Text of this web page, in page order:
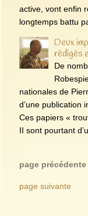
active, vont enfin
longtemps battu
Deux
rédigés
De
nationales de
d’une publication
Ces papiers «
II sont pourtant
page précédente
page suivante